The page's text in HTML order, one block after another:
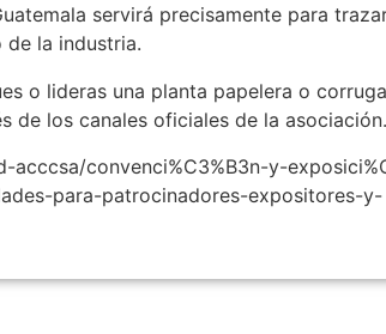
servirá precisamente para
de la industria.
o lideras una planta papelera o
de los canales oficiales de la asociación.
convenci%C3%B3n-y-
para-patrocinadores-expositores-y-